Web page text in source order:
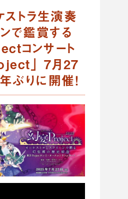
ストラ生演奏
で鑑賞する
コンサート
」 7月27
年ぶりに開催！